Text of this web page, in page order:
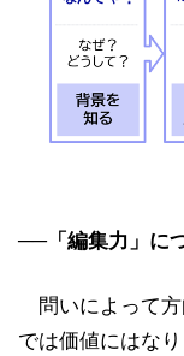
──「編集力」に
問いによって方
では価値にはな